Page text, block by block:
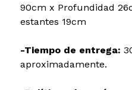
90cm x Profundidad
estantes 19cm
-Tiempo de entrega:
aproximadamente.